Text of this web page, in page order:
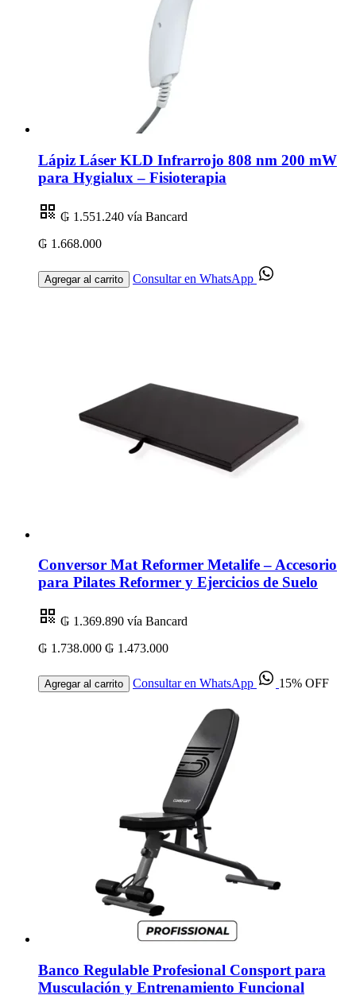
Lápiz Láser KLD Infrarrojo 808 nm 200 mW
para Hygialux – Fisioterapia
₲ 1.551.240 vía Bancard
₲ 1.668.000
Agregar al carrito Consultar en WhatsApp
Conversor Mat Reformer Metalife – Accesorio
para Pilates Reformer y Ejercicios de Suelo
₲ 1.369.890 vía Bancard
₲ 1.738.000 ₲ 1.473.000
Agregar al carrito Consultar en WhatsApp 15% OFF
Banco Regulable Profesional Consport para
Musculación y Entrenamiento Funcional